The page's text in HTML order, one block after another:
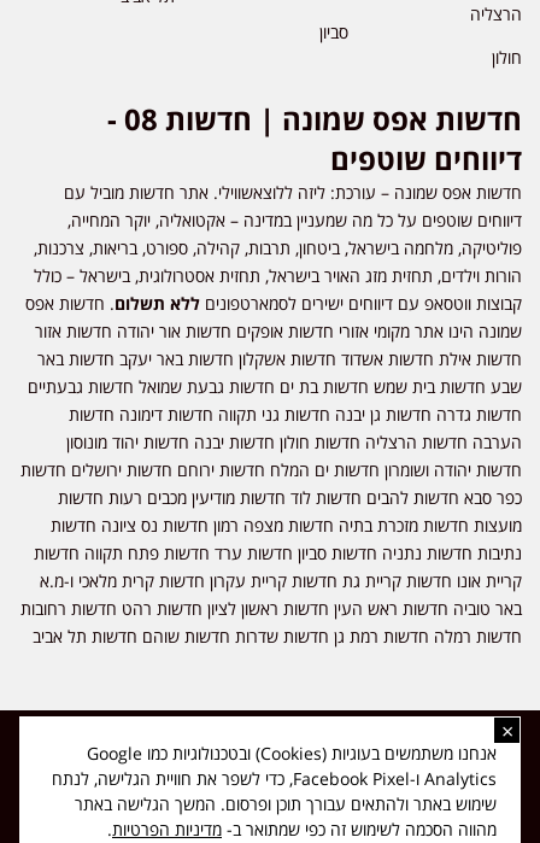
הרצליה
חולון
סביון
חדשות אפס שמונה | חדשות 08 -
דיווחים שוטפים
חדשות אפס שמונה – עורכת: ליזה ללוצאשווילי. אתר חדשות מוביל עם
דיווחים שוטפים על כל מה שמעניין במדינה – אקטואליה, יוקר המחייה,
פוליטיקה, מלחמה בישראל, ביטחון, תרבות, קהילה, ספורט, בריאות, צרכנות,
הורות וילדים, תחזית מזג האויר בישראל, תחזית אסטרולוגית, בישראל – כולל
קבוצות ווטסאפ עם דיווחים ישירים לסמארטפונים ללא תשלום. חדשות אפס
שמונה הינו אתר מקומי אזורי חדשות אופקים חדשות אור יהודה חדשות אזור
חדשות אילת חדשות אשדוד חדשות אשקלון חדשות באר יעקב חדשות באר
שבע חדשות בית שמש חדשות בת ים חדשות גבעת שמואל חדשות גבעתיים
חדשות גדרה חדשות גן יבנה חדשות גני תקווה חדשות דימונה חדשות
הערבה חדשות הרצליה חדשות חולון חדשות יבנה חדשות יהוד מונוסון
חדשות יהודה ושומרון חדשות ים המלח חדשות ירוחם חדשות ירושלים חדשות
כפר סבא חדשות להבים חדשות לוד חדשות מודיעין מכבים רעות חדשות
מועצות חדשות מזכרת בתיה חדשות מצפה רמון חדשות נס ציונה חדשות
נתיבות חדשות נתניה חדשות סביון חדשות ערד חדשות פתח תקווה חדשות
קריית אונו חדשות קריית גת חדשות קריית עקרון חדשות קרית מלאכי ו-מ.א
באר טוביה חדשות ראש העין חדשות ראשון לציון חדשות רהט חדשות רחובות
חדשות רמלה חדשות רמת גן חדשות שדרות חדשות שוהם חדשות תל אביב
כל הזכויות שמורות ל-ליזה ללוצאשווילי - חדשות אפס שמונה - דיווחים בזמן
אמת, נוסד בשנת 2019 | טל' לפרסומים 054-9759222 מייל מערכת
news08.net@gmail.com
Made with ❤ byDIGITA
×
אנחנו משתמשים בעוגיות (Cookies) ובטכנולוגיות כמו Google
Analytics ו-Facebook Pixel, כדי לשפר את חוויית הגלישה, לנתח
שימוש באתר ולהתאים עבורך תוכן ופרסום. המשך הגלישה באתר
מהווה הסכמה לשימוש זה כפי שמתואר ב- מדיניות הפרטיות.